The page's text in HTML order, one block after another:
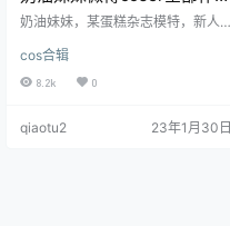
[写真合集][持续更新]
奶油妹妹，某蛋糕杂志模特，新人
蛋糕吃哦！ Twitter：@XeOGLh8d
vkPsdBw [XIUREN秀人网]2021.01.
VOL.3.
cos合辑
8.2k 0
qiaotu2 23年1月30日